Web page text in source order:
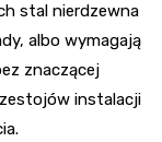
stal nierdzewna
albo wymagają
znaczącej
instalacji